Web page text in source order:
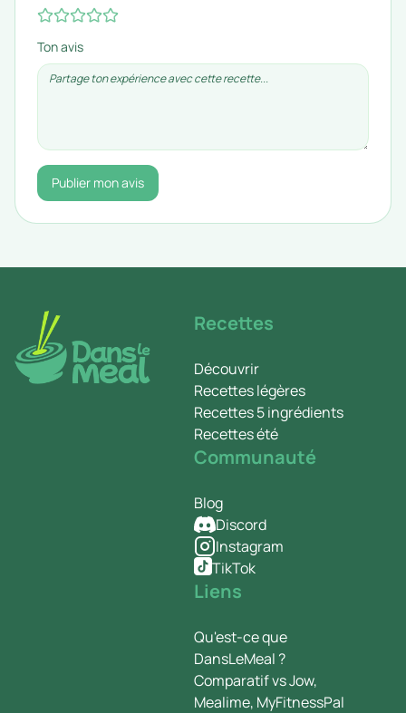
Ton avis
Publier mon avis
Recettes
Découvrir
Recettes légères
Recettes 5 ingrédients
Recettes été
Communauté
Blog
Discord
Instagram
TikTok
Liens
Qu'est-ce que
DansLeMeal ?
Comparatif vs Jow,
Mealime, MyFitnessPal